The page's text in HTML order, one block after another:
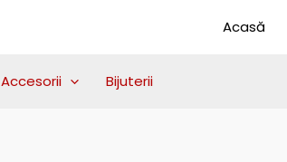
Acasă
Accesorii Bijuterii
după
cele